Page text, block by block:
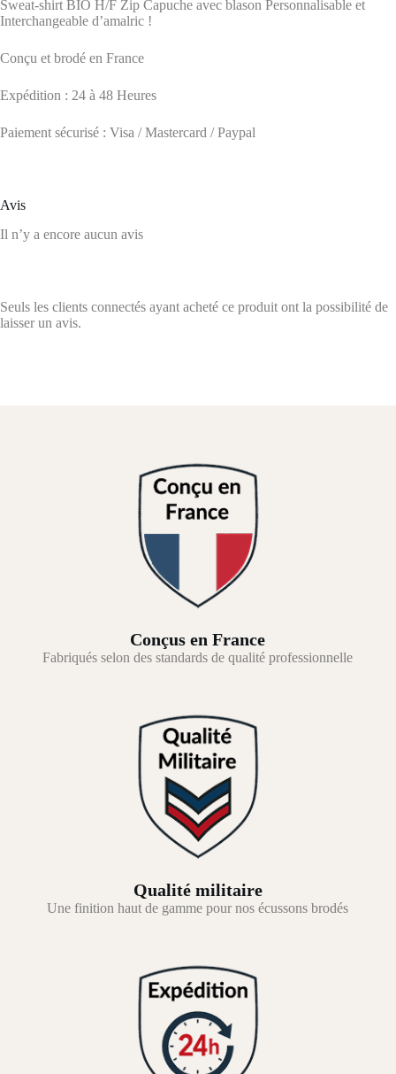
Sweat-shirt BIO H/F Zip Capuche avec blason Personnalisable et
Interchangeable d’amalric !
Conçu et brodé en France
Expédition : 24 à 48 Heures
Paiement sécurisé : Visa / Mastercard / Paypal
Avis
Il n’y a encore aucun avis
Seuls les clients connectés ayant acheté ce produit ont la possibilité de
laisser un avis.
Conçus en France
Fabriqués selon des standards de qualité professionnelle
Qualité militaire
Une finition haut de gamme pour nos écussons brodés